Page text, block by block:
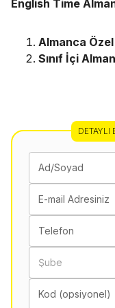
English Time
Almanca
Sınıf İçi
DETAYLI
Ad/Soyad
E-mail Adresiniz
Telefon
Şube
Kod (opsiyonel)